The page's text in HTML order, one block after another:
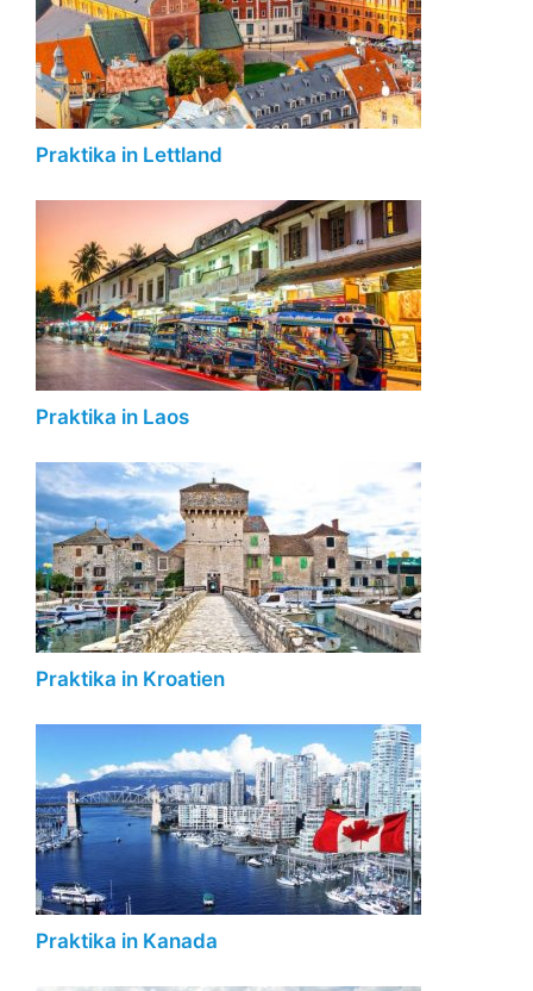
Praktika in Lettland
Praktika in Laos
Praktika in Kroatien
Praktika in Kanada